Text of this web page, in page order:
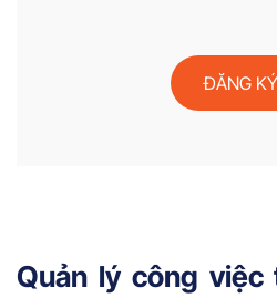
ĐĂNG KÝ
Quản lý công việc